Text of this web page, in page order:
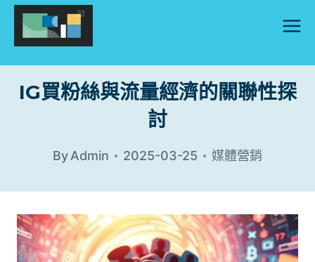
Skip
content
IG買粉絲與流量經濟的關聯性探
討
ByAdmin 2025-03-25 媒體營銷